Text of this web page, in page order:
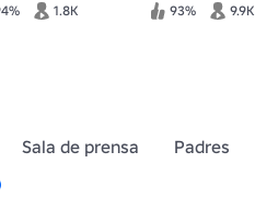
1.8K 93% 9.9K
Sala de prensa Padres